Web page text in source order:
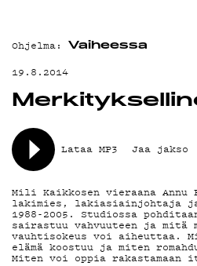
MAINOSTA
G LIVELAB
YSTÄVÄKLUBI
TIETOSUOJA
KIRJAUDU SISÄÄN
Ohjelma: Vaiheessa
19.8.2014
Lataa MP3 Jaa jakso
Mili Kaikkosen vieraana Annu
lakimies, lakiasiainjohtaja ja
1988-2005. Studiossa
sairastuu vahvuuteen ja mitä
vauhtisokeus voi aiheuttaa.
elämä koostuu ja miten
Miten voi oppia rakastamaan